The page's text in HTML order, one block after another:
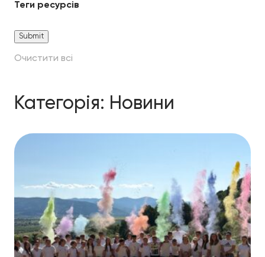
Теги ресурсів
Очистити всі
Категорія: Новини